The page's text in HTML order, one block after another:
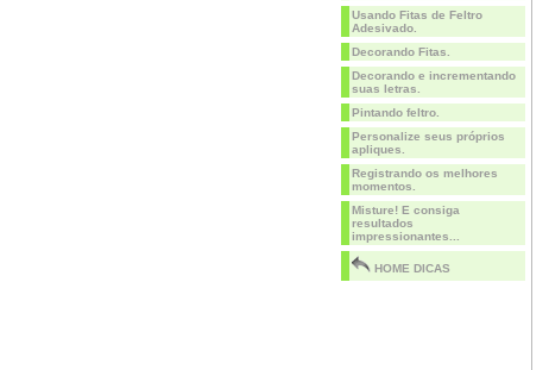
Usando Fitas de Feltro
Adesivado.
Decorando Fitas.
Decorando e incrementando
suas letras.
Pintando feltro.
Personalize seus próprios
apliques.
Registrando os melhores
momentos.
Misture! E consiga
resultados
impressionantes...
HOME DICAS